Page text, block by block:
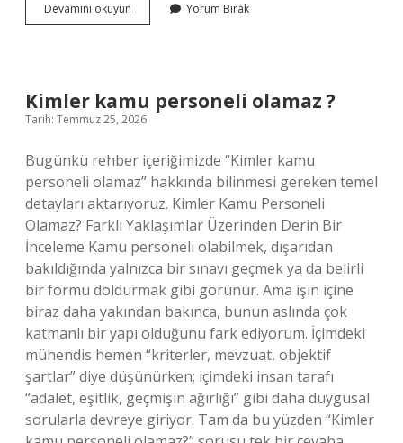
Devamını okuyun
Üye
Yorum Bırak
Kimler kamu personeli olamaz ?
Tarih: Temmuz 25, 2026
Bugünkü rehber içeriğimizde “Kimler kamu
personeli olamaz” hakkında bilinmesi gereken temel
detayları aktarıyoruz. Kimler Kamu Personeli
Olamaz? Farklı Yaklaşımlar Üzerinden Derin Bir
İnceleme Kamu personeli olabilmek, dışarıdan
bakıldığında yalnızca bir sınavı geçmek ya da belirli
bir formu doldurmak gibi görünür. Ama işin içine
biraz daha yakından bakınca, bunun aslında çok
katmanlı bir yapı olduğunu fark ediyorum. İçimdeki
mühendis hemen “kriterler, mevzuat, objektif
şartlar” diye düşünürken; içimdeki insan tarafı
“adalet, eşitlik, geçmişin ağırlığı” gibi daha duygusal
sorularla devreye giriyor. Tam da bu yüzden “Kimler